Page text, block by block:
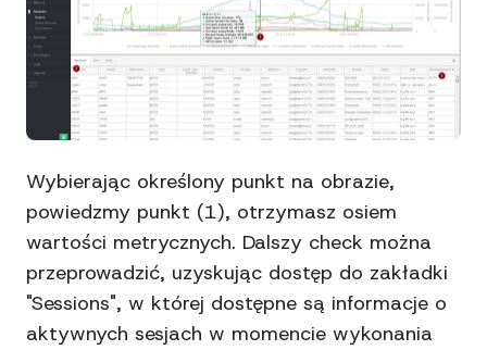
Wybierając określony punkt na obrazie,
powiedzmy punkt (1), otrzymasz osiem
wartości metrycznych. Dalszy check można
przeprowadzić, uzyskując dostęp do zakładki
"Sessions", w której dostępne są informacje o
aktywnych sesjach w momencie wykonania